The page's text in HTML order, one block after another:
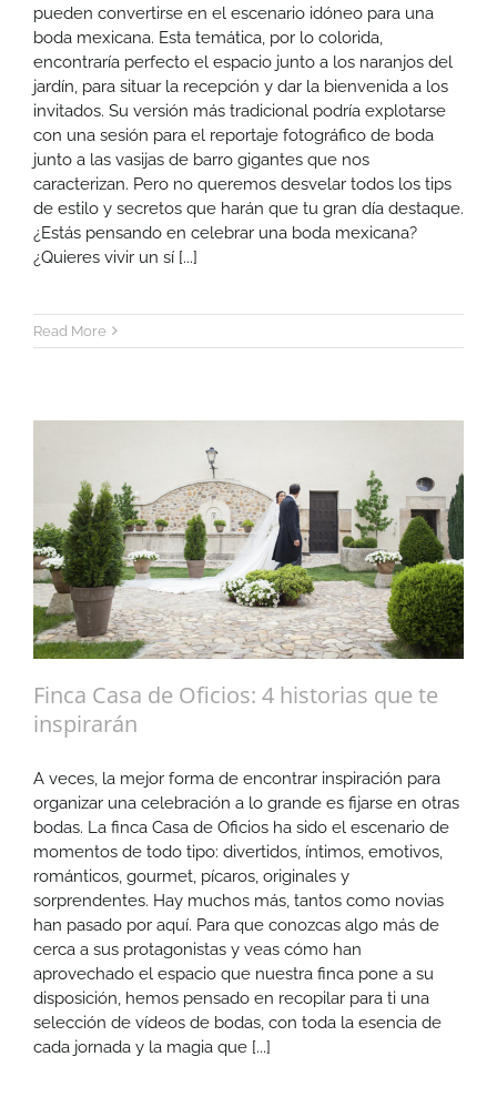
pueden convertirse en el escenario idóneo para una
boda mexicana. Esta temática, por lo colorida,
encontraría perfecto el espacio junto a los naranjos del
jardín, para situar la recepción y dar la bienvenida a los
invitados. Su versión más tradicional podría explotarse
con una sesión para el reportaje fotográfico de boda
junto a las vasijas de barro gigantes que nos
caracterizan. Pero no queremos desvelar todos los tips
de estilo y secretos que harán que tu gran día destaque.
¿Estás pensando en celebrar una boda mexicana?
¿Quieres vivir un sí [...]
Read More
Finca Casa de Oficios: 4 historias que te
inspirarán
A veces, la mejor forma de encontrar inspiración para
organizar una celebración a lo grande es fijarse en otras
bodas. La finca Casa de Oficios ha sido el escenario de
momentos de todo tipo: divertidos, íntimos, emotivos,
románticos, gourmet, pícaros, originales y
sorprendentes. Hay muchos más, tantos como novias
han pasado por aquí. Para que conozcas algo más de
cerca a sus protagonistas y veas cómo han
aprovechado el espacio que nuestra finca pone a su
disposición, hemos pensado en recopilar para ti una
selección de vídeos de bodas, con toda la esencia de
cada jornada y la magia que [...]